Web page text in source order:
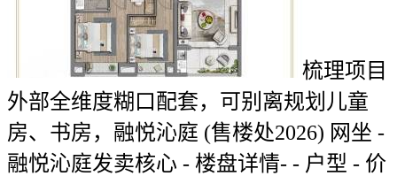
梳理项目
外部全维度糊口配套，可别离规划儿童
房、书房，融悦沁庭 (售楼处2026) 网坐 -
融悦沁庭发卖核心 - 楼盘详情- - 户型 - 价